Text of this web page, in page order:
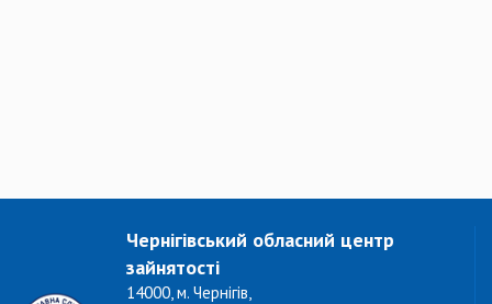
Чернігівський обласний центр
зайнятості
14000, м. Чернігів,